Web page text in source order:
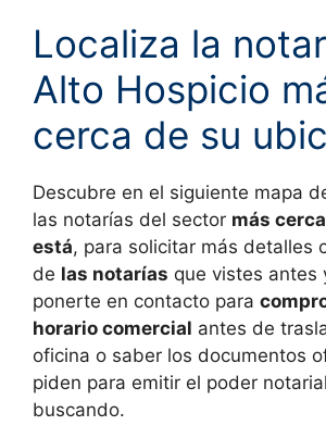
Localiza la
Alto Hospicio
cerca de su
Descubre en el siguiente mapa
las notarías del sector más
está, para solicitar más detalles
de las notarías que vistes antes
ponerte en contacto para
horario comercial antes de
oficina o saber los documentos
piden para emitir el poder
buscando.